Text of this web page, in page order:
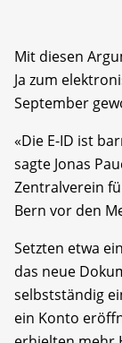
Mit diesen
Ja zum
September
«Die E-ID ist
sagte Jonas
Zentralverein
Bern vor den
Setzten etwa
das neue
selbstständig
ein Konto